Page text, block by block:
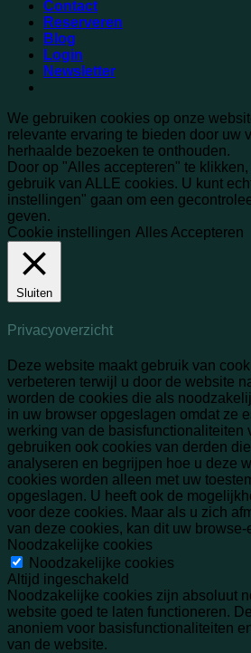
Contact
Reserveren
Blog
Login
Newsletter
We gebruiken cookies op onze
relevante ervaring te bieden door uw
herhaalde bezoeken te onthouden.
Door op "Alles accepteren" te
gebruik van ALLE cookies. U kunt
instellingen" gaan om een
geven.
Cookie instellingen Alles Accepteren
Sluiten
Privacyoverzicht
Deze website maakt gebruik van
verbeteren terwijl u door de website
worden de cookies die als
in uw browser opgeslagen omdat ze
werking van de basisfunctionaliteiten
gebruiken ook cookies van derden
analyseren en begrijpen hoe u deze
cookies worden alleen met uw
opgeslagen. U heeft ook de
voor deze cookies. Maar als u zich
van deze cookies, kan dit uw
Noodzakelijke cookies
Noodzakelijke cookies
Altijd ingeschakeld
Noodzakelijke cookies zijn absoluut
website goed te laten functioneren.
anoniem voor basisfunctionaliteiten
van de website.